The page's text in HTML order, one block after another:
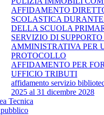
AFFIDAMENTO
SCOLASTICA
DELLA SCUOLA
SERVIZIO DI
AMMINISTRATIVA PER
PROTOCOLLO
AFFIDAMENTO PER
UFFICIO TRIBUTI
affidamento servizio
2025 al 31 dicembre 2028
Tecnica